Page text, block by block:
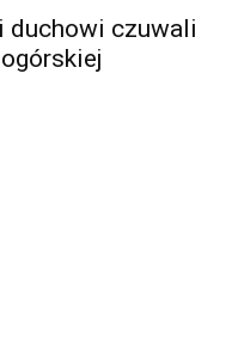
duchowi czuwali